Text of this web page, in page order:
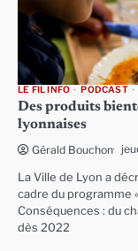
LE FIL INFO PODCAST
Des produits
lyonnaises
Gérald Bouchon
La Ville de Lyon a
cadre du programme
Conséquences : du
dès 2022